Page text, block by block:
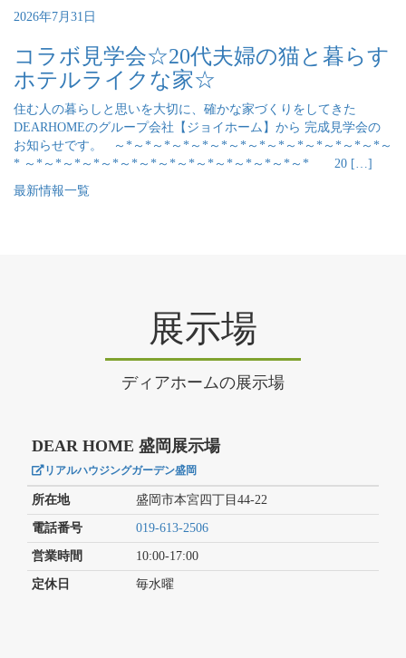
2026年7月31日
コラボ見学会☆20代夫婦の猫と暮らす
ホテルライクな家☆
住む人の暮らしと思いを大切に、確かな家づくりをしてきた
DEARHOMEのグループ会社【ジョイホーム】から 完成見学会の
お知らせです。 ～*～*～*～*～*～*～*～*～*～*～*～*～*～*～
* ～*～*～*～*～*～*～*～*～*～*～*～*～*～*～* 20 […]
最新情報一覧
展示場
ディアホームの展示場
DEAR HOME 盛岡展示場
リアルハウジングガーデン盛岡
所在地 盛岡市本宮四丁目44-22
電話番号 019-613-2506
営業時間 10:00-17:00
定休日 毎水曜